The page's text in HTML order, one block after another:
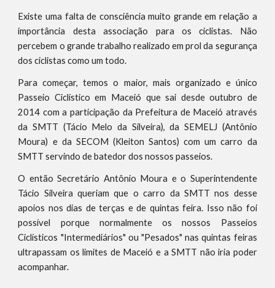
Existe uma falta de consciência muito grande em relação a
importância desta associação para os ciclistas. Não
percebem o grande trabalho realizado em prol da segurança
dos ciclistas como um todo.
Para começar, temos o maior, mais organizado e único
Passeio Ciclístico em Maceió que sai desde outubro de
2014 com a participação da Prefeitura de Maceió através
da SMTT (Tácio Melo da Silveira), da SEMELJ (Antônio
Moura) e da SECOM (Kleiton Santos) com um carro da
SMTT servindo de batedor dos nossos passeios.
O então Secretário Antônio Moura e o Superintendente
Tácio Silveira queriam que o carro da SMTT nos desse
apoios nos dias de terças e de quintas feira. Isso não foi
possível porque normalmente os nossos Passeios
Ciclísticos "Intermediários" ou "Pesados" nas quintas feiras
ultrapassam os limites de Maceió e a SMTT não iria poder
acompanhar.